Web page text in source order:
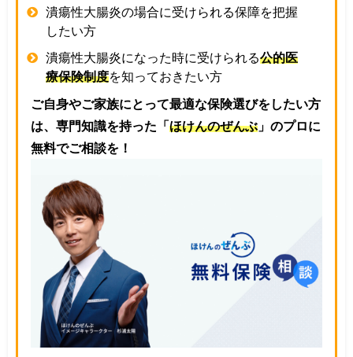
潰瘍性大腸炎の場合に受けられる保障を把握
したい方
潰瘍性大腸炎になった時に受けられる公的医
療保険制度を知っておきたい方
ご自身やご家族にとって最適な保険選びをしたい方
は、専門知識を持った「 ほけんのぜんぶ 」のプロに
無料でご相談を！